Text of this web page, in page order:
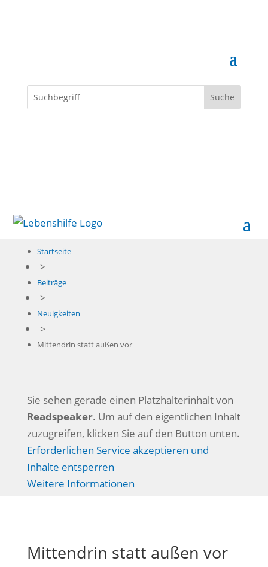
Startseite
>
Beiträge
>
Neuigkeiten
>
Mittendrin statt außen vor
Sie sehen gerade einen Platzhalterinhalt von
Readspeaker. Um auf den eigentlichen Inhalt
zuzugreifen, klicken Sie auf den Button unten.
Erforderlichen Service akzeptieren und
Inhalte entsperren
Weitere Informationen
Mittendrin statt außen vor